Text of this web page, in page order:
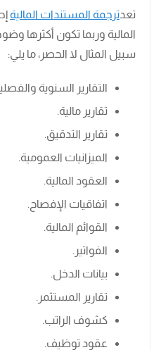
تعدترجمة المستندات المالية
المالية وربما تكون أكثرها
سبيل المثال لا الحصر، ما يلي:
التقارير السنوية
تقارير مالية.
تقارير التدقيق.
الميزانيات العمومية.
العقود المالية.
اتفاقيات الإفصاح.
القوائم المالية.
الفواتير.
بيانات الدخل.
تقارير المستثمر.
كشوف الراتب.
عقود توظيف.